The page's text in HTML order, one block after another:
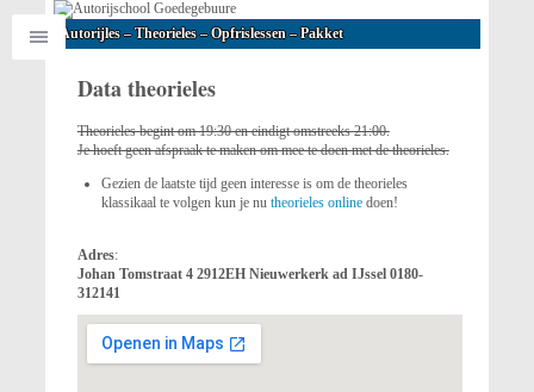
Autorijles – Theorieles – Opfrislessen – Pakket
Data theorieles
Theorieles begint om 19:30 en eindigt omstreeks 21:00.
Je hoeft geen afspraak te maken om mee te doen met de theorieles.
Gezien de laatste tijd geen interesse is om de theorieles
klassikaal te volgen kun je nu theorieles onlinedoen!
Adres:
Johan Tomstraat 4 2912EH Nieuwerkerk ad IJssel 0180-
312141